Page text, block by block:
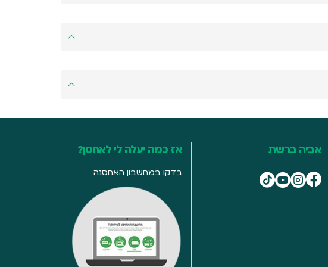
אביה ברשת אז כמה יעלה לי לאחסן?
בדקו במחשבון האחסנה